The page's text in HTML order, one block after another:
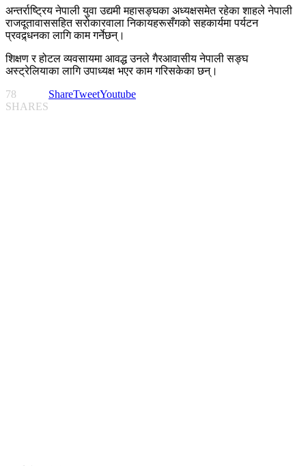
अन्तर्राष्ट्रिय नेपाली युवा उद्यमी महासङ्घका अध्यक्षसमेत रहेका शाहले नेपाली
राजदूतावाससहित सरोकारवाला निकायहरूसँगको सहकार्यमा पर्यटन
प्रवद्र्धनका लागि काम गर्नेछन्।
शिक्षण र होटल व्यवसायमा आवद्ध उनले गैरआवासीय नेपाली सङ्घ
अस्ट्रेलियाका लागि उपाध्यक्ष भएर काम गरिसकेका छन्।
78
SHARES
ShareTweetYoutube